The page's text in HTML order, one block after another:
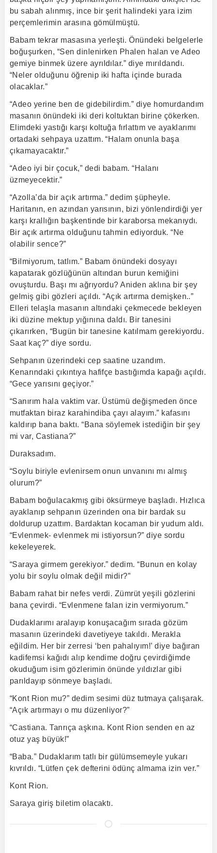
bu sabah alınmış, ince bir şerit halindeki yara izim
perçemlerimin arasına gömülmüştü.
Babam tekrar masasına yerleşti. Önündeki belgelerle
boğuşurken, “Sen dinlenirken Phalen halan ve Adeo
gemiye binmek üzere ayrıldılar.” diye mırıldandı.
“Neler olduğunu öğrenip iki hafta içinde burada
olacaklar.”
“Adeo yerine ben de gidebilirdim.” diye homurdandım
masanın önündeki iki deri koltuktan birine çökerken.
Elimdeki yastığı karşı koltuğa fırlattım ve ayaklarımı
ortadaki sehpaya uzattım. “Halam onunla başa
çıkamayacaktır.”
“Adeo iyi bir çocuk,” dedi babam. “Halanı
üzmeyecektir.”
“Azolla’da bir açık artırma.” dedim şüpheyle.
Haritanın, en azından yarısının, bizi yönlendirdiği yer
karşı krallığın başkentinde bir karaborsa mekanıydı.
Bir açık artırma olduğunu tahmin ediyorduk. “Ne
olabilir sence?”
“Bilmiyorum, tatlım.” Babam önündeki dosyayı
kapatarak gözlüğünün altından burun kemiğini
ovuşturdu. Başı mı ağrıyordu? Aniden aklına bir şey
gelmiş gibi gözleri açıldı. “Açık artırma demişken..”
Elleri telaşla masanın altındaki çekmecede bekleyen
iki düzine mektup yığınına daldı. Bir tanesini
çıkarırken, “Bugün bir tanesine katılmam gerekiyordu.
Saat kaç?” diye sordu.
Sehpanın üzerindeki cep saatine uzandım.
Kenarındaki çıkıntıya hafifçe bastığımda kapağı açıldı.
“Gece yarısını geçiyor.”
“Sanırım hala vaktim var. Üstümü değişmeden önce
mutfaktan biraz karahindiba çayı alayım.” kafasını
kaldırıp bana baktı. “Bana söylemek istediğin bir şey
mi var, Castiana?”
Duraksadım.
“Soylu biriyle evlenirsem onun unvanını mı almış
olurum?”
Babam boğulacakmış gibi öksürmeye başladı. Hızlıca
ayaklanıp sehpanın üzerinden ona bir bardak su
doldurup uzattım. Bardaktan kocaman bir yudum aldı.
“Evlenmek- evlenmek mi istiyorsun?” diye sordu
kekeleyerek.
“Saraya girmem gerekiyor.” dedim. “Bunun en kolay
yolu bir soylu olmak değil midir?”
Babam rahat bir nefes verdi. Zümrüt yeşili gözlerini
bana çevirdi. “Evlenmene falan izin vermiyorum.”
Dudaklarımı aralayıp konuşacağım sırada gözüm
masanın üzerindeki davetiyeye takıldı. Merakla
eğildim. Her bir zerresi ‘ben pahalıyım!’ diye bağıran
kadifemsi kağıdı alıp kendime doğru çevirdiğimde
okuduğum isim gözlerimin önünde yıldızlar gibi
parıldayıp sönmeye başladı.
“Kont Rion mu?” dedim sesimi düz tutmaya çalışarak.
“Açık artırmayı o mu düzenliyor?”
“Castiana. Tanrıça aşkına. Kont Rion senden en az
otuz yaş büyük!”
“Baba.” Dudaklarım tatlı bir gülümsemeyle yukarı
kıvrıldı. “Lütfen çek defterini ödünç almama izin ver.”
Kont Rion.
Saraya giriş biletim olacaktı.